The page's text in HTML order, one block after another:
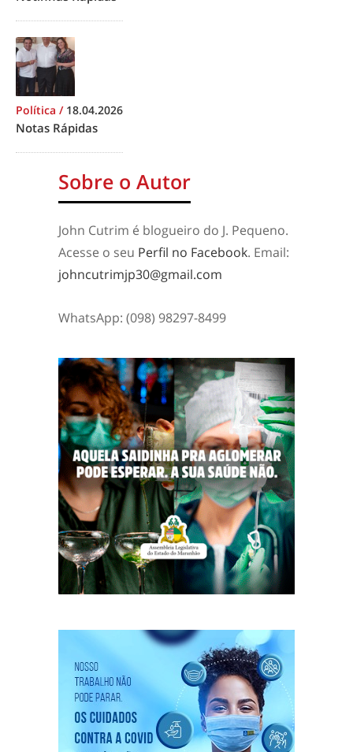
Política / 18.04.2026
Notas Rápidas
Sobre o Autor
John Cutrim é blogueiro do J. Pequeno.
Acesse o seu Perfil no Facebook. Email:
johncutrimjp30@gmail.com
WhatsApp: (098) 98297-8499